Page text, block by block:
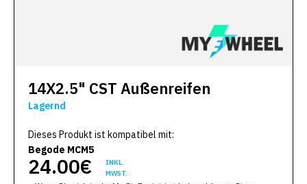
14X2.5" CST Außenreifen
Lagernd
Dieses Produkt ist kompatibel mit:
Begode MCM5
24.00€
INKL.
MWST.